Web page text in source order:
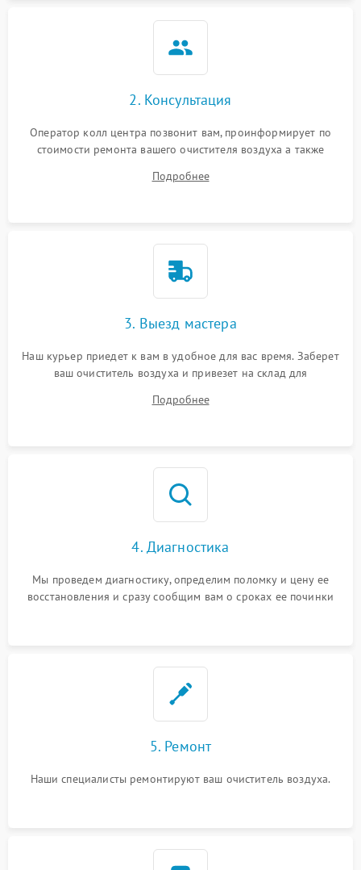
2. Консультация
Оператор колл центра позвонит вам, проинформирует по
стоимости ремонта вашего очистителя воздуха а также
Подробнее
3. Выезд мастера
Наш курьер приедет к вам в удобное для вас время. Заберет
ваш очиститель воздуха и привезет на склад для
Подробнее
4. Диагностика
Мы проведем диагностику, определим поломку и цену ее
восстановления и сразу сообщим вам о сроках ее починки
5. Ремонт
Наши специалисты ремонтируют ваш очиститель воздуха.